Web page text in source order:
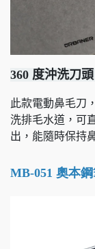
360 度沖洗刀
此款電動鼻毛刀
洗排毛水道，可
出，能隨時保持
MB-051 奧本